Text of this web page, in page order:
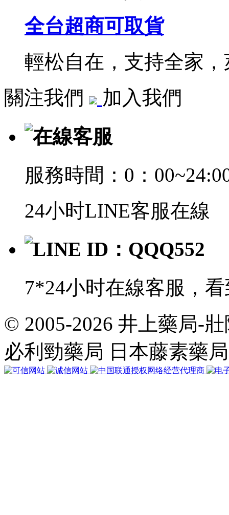
全台超商可取貨
輕松自在，支持全家
關注我們
加入我們
在線客服
服務時間：0：
24小时LINE客服在線
LINE ID：QQQ552
7*24小时在線客服，
共
行
32
個
查
© 2005-2026 井上藥局-
必利勁藥局 日本藤素藥